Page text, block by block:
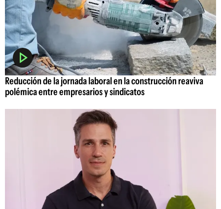
Reducción de la jornada laboral en la construcción reaviva
polémica entre empresarios y sindicatos